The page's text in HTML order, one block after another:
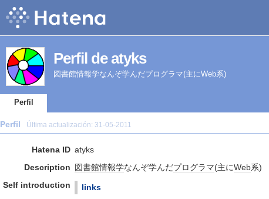
Perfil de atyks
図書館情報学なんぞ学んだプログラマ(主にWeb系)
Perfil
Perfil Última actualización: 31-05-2011
Hatena ID atyks
Description 図書館情報学なんぞ学んだプログラマ(主にWeb系)
Self introduction
links